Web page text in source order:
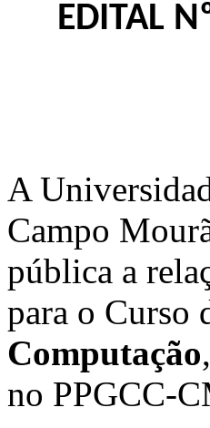
EDITAL
A
Campo
pública a
para o Curso
Computação
no PPGCC-